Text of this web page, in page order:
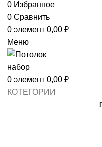
0 Избранное
0 Сравнить
0 элемент 0,00 ₽
Меню
0 элемент 0,00 ₽
КОТЕГОРИИ